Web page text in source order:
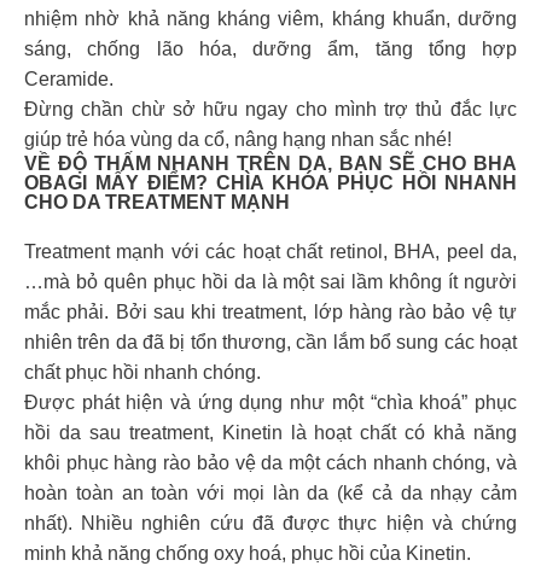
nhiệm nhờ khả năng kháng viêm, kháng khuẩn, dưỡng
sáng, chống lão hóa, dưỡng ẩm, tăng tổng hợp
Ceramide.
Đừng chần chừ sở hữu ngay cho mình trợ thủ đắc lực
giúp trẻ hóa vùng da cổ, nâng hạng nhan sắc nhé!
VỀ ĐỘ THẤM NHANH TRÊN DA, BẠN SẼ CHO BHA
OBAGI MẤY ĐIỂM? CHÌA KHÓA PHỤC HỒI NHANH
CHO DA TREATMENT MẠNH
Treatment mạnh với các hoạt chất retinol, BHA, peel da,
…mà bỏ quên phục hồi da là một sai lầm không ít người
mắc phải. Bởi sau khi treatment, lớp hàng rào bảo vệ tự
nhiên trên da đã bị tổn thương, cần lắm bổ sung các hoạt
chất phục hồi nhanh chóng.
Được phát hiện và ứng dụng như một “chìa khoá” phục
hồi da sau treatment, Kinetin là hoạt chất có khả năng
khôi phục hàng rào bảo vệ da một cách nhanh chóng, và
hoàn toàn an toàn với mọi làn da (kể cả da nhạy cảm
nhất). Nhiều nghiên cứu đã được thực hiện và chứng
minh khả năng chống oxy hoá, phục hồi của Kinetin.